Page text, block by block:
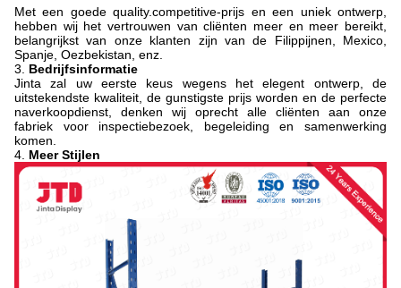
Met een goede quality.competitive-prijs en een uniek ontwerp,
hebben wij het vertrouwen van cliënten meer en meer bereikt,
belangrijkst van onze klanten zijn van de Filippijnen, Mexico,
Spanje, Oezbekistan, enz.
3. Bedrijfsinformatie
Jinta zal uw eerste keus wegens het elegent ontwerp, de
uitstekendste kwaliteit, de gunstigste prijs worden en de perfecte
naverkoopdienst, denken wij oprecht alle cliënten aan onze
fabriek voor inspectiebezoek, begeleiding en samenwerking
komen.
4. Meer Stijlen